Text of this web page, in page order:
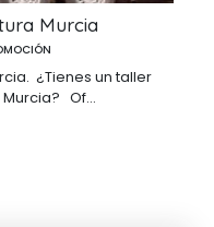
Murcia
¿Tienes un taller
Of...